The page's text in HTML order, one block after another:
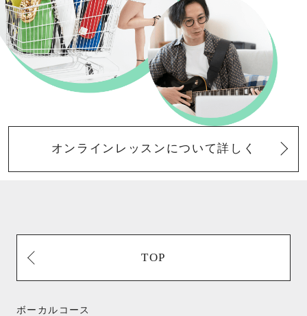
オンラインレッスンについて詳しく
TOP
ボーカルコース